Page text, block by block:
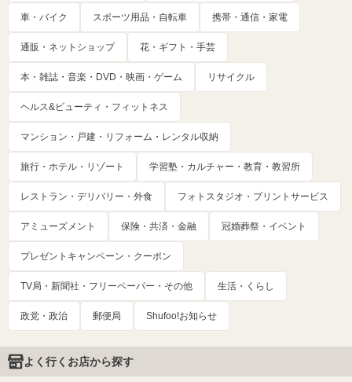
車・バイク スポーツ用品・自転車 携帯・通信・家電
通販・ネットショップ 花・ギフト・手芸
本・雑誌・音楽・DVD・映画・ゲーム リサイクル
ヘルス&ビューティ・フィットネス
マンション・戸建・リフォーム・レンタル収納
旅行・ホテル・リゾート 学習塾・カルチャー・教育・教習所
レストラン・デリバリー・外食 フォトスタジオ・プリントサービス
アミューズメント 保険・共済・金融 冠婚葬祭・イベント
プレゼントキャンペーン・クーポン
TV局・新聞社・フリーペーパー・その他 生活・くらし
政党・政治 郵便局 Shufoo!お知らせ
よく行くお店から探す